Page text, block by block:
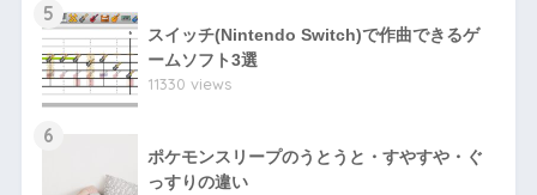
5
スイッチ(Nintendo Switch)で作曲できるゲ
ームソフト3選
11330 views
6
ポケモンスリープのうとうと・すやすや・ぐ
っすりの違い